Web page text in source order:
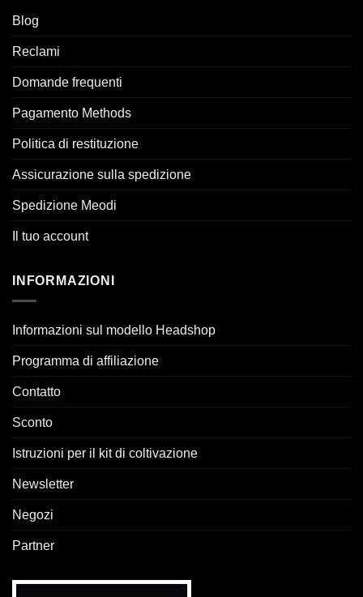
Blog
Reclami
Domande frequenti
Pagamento Methods
Politica di restituzione
Assicurazione sulla spedizione
Spedizione Meodi
Il tuo account
INFORMAZIONI
Informazioni sul modello Headshop
Programma di affiliazione
Contatto
Sconto
Istruzioni per il kit di coltivazione
Newsletter
Negozi
Partner